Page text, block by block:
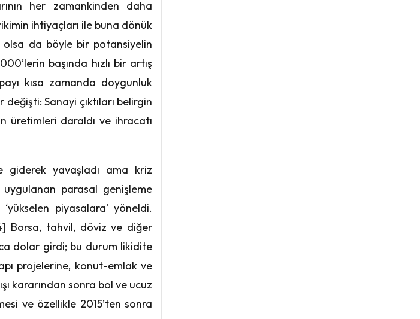
her zamankinden daha
ihtiyaçları ile buna dönük
olsa da böyle bir potansiyelin
başında hızlı bir artış
kısa zamanda doygunluk
Sanayi çıktıları belirgin
daraldı ve ihracatı
giderek yavaşladı ama kriz
parasal genişleme
piyasalara’ yöneldi.
Borsa, tahvil, döviz ve diğer
dolar girdi; bu durum likidite
projelerine, konut-emlak ve
kararından sonra bol ve ucuz
ve özellikle 2015’ten sonra